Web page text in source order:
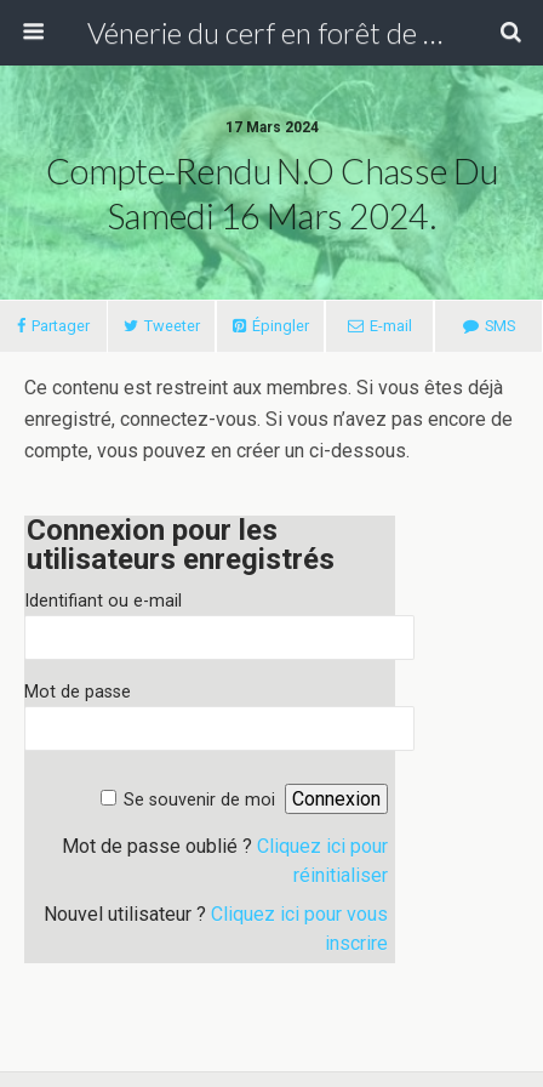
Vénerie du cerf en forêt de Compiègne
17 Mars 2024
Compte-Rendu N.O Chasse Du
Samedi 16 Mars 2024.
Partager Tweeter Épingler E-mail SMS
Ce contenu est restreint aux membres. Si vous êtes déjà
enregistré, connectez-vous. Si vous n’avez pas encore de
compte, vous pouvez en créer un ci-dessous.
Connexion pour les
utilisateurs enregistrés
Identifiant ou e-mail
Mot de passe
Se souvenir de moi
Mot de passe oublié ? Cliquez ici pour
réinitialiser
Nouvel utilisateur ? Cliquez ici pour vous
inscrire